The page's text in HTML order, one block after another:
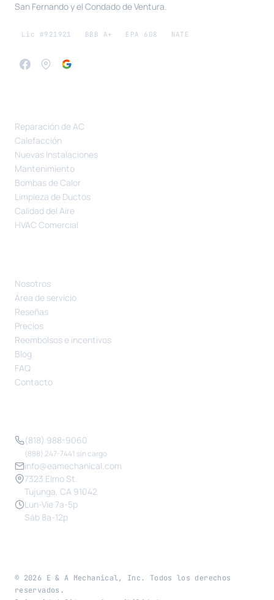
San Fernando y el Condado de Ventura.
Lic #921921 BBB A+ EPA 608 NATE
Reparación de AC
Calefacción
Nuevas Instalaciones
Mantenimiento
Bombas de Calor
Limpieza de Ductos
Calidad del Aire
HVAC Comercial
Nosotros
Área de servicio
Reseñas
Precios
Reembolsos e incentivos
Blog
FAQ
Contacto
(818) 988-9060
(888) 247-7441 sin cargo
info@eamechanical.com
7323 Elmo St.
Tujunga, CA 91042
Lun-Vie 7a-5p
Sáb 8a-12p
© 2026 E & A Mechanical, Inc. Todos los derechos
reservados.